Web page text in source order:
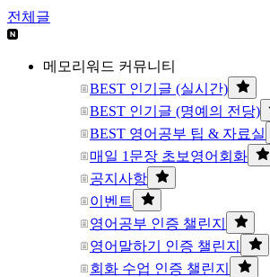
전체글
메모리워드 커뮤니티
BEST 인기글 (실시간)
BEST 인기글 (명예의 전당)
BEST 영어공부 팁 & 자료실
매일 1문장 초보영어회화
공지사항
이벤트
영어공부 인증 챌린지
영어말하기 인증 챌린지
회화 수업 인증 챌린지